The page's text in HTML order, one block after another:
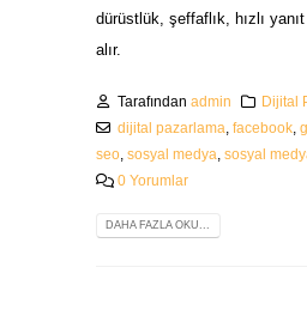
dürüstlük, şeffaflık, hızlı
alır.
Tarafından admin Dijital
dijital pazarlama facebook,
seo sosyal medya sosyal
0 Yorumlar
DAHA FAZLA OKU...